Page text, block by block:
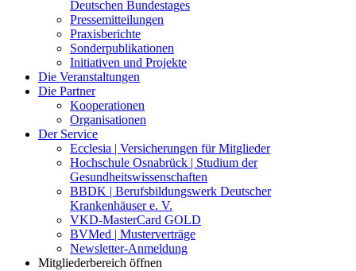
Deutschen Bundestages
Pressemitteilungen
Praxisberichte
Sonderpublikationen
Initiativen und Projekte
Die Veranstaltungen
Die Partner
Kooperationen
Organisationen
Der Service
Ecclesia | Versicherungen für Mitglieder
Hochschule Osnabrück | Studium der
Gesundheitswissenschaften
BBDK | Berufsbildungswerk Deutscher
Krankenhäuser e. V.
VKD-MasterCard GOLD
BVMed | Musterverträge
Newsletter-Anmeldung
Mitgliederbereich öffnen